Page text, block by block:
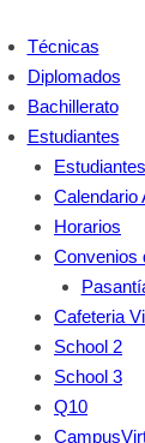
Técnicas
Diplomados
Bachillerato
Estudiantes
Calendario
Horarios
Convenios
Cafeteria
School 2
School 3
Q10